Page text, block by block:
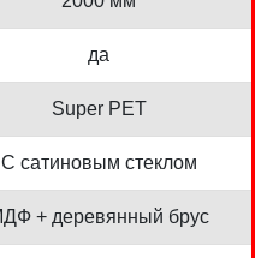
да
Super PET
С сатиновым стеклом
+ деревянный брус